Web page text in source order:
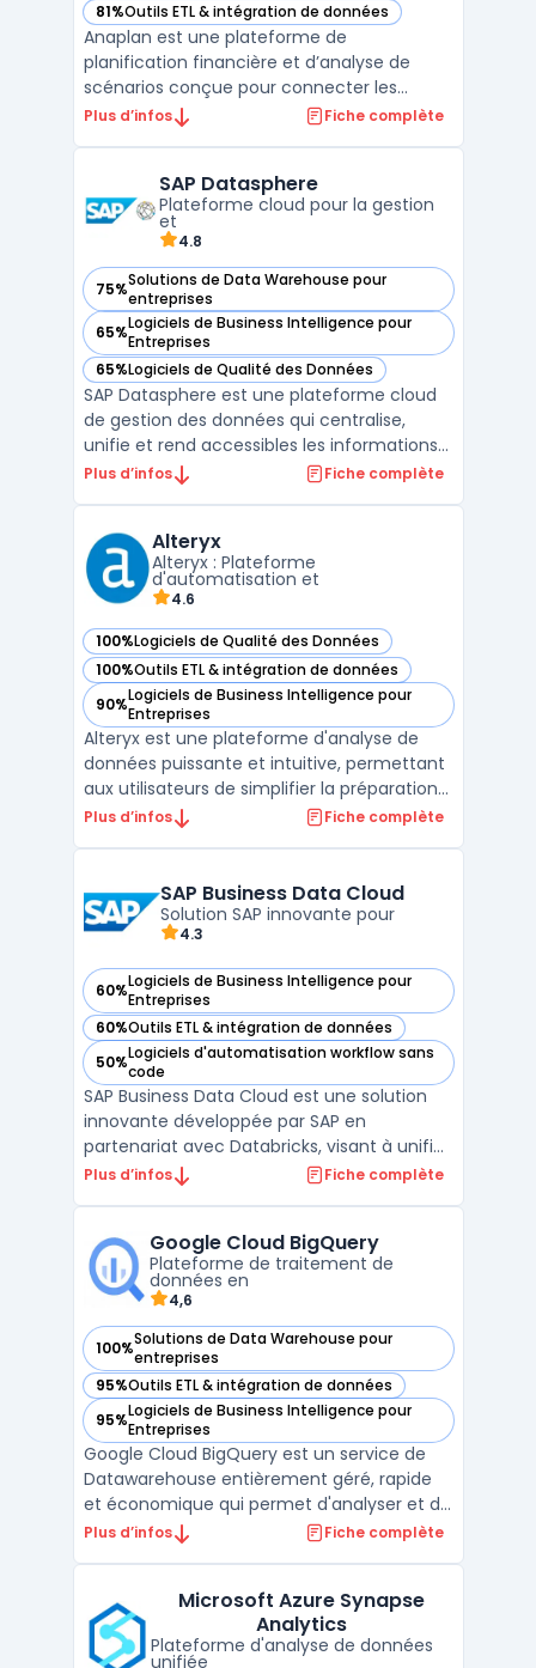
81%Outils ETL & intégration de données
— voir Anaplan dans cette catégorie
Anaplan est une plateforme de
planification financière et d’analyse de
scénarios conçue pour connecter les
données, workflows métiers et utilisateurs
variés tout en prenant en compte des
variables métiers à travers ...
Plus d’infos Fiche complète
SAP Datasphere
Plateforme cloud pour la gestion
et
4.8
75%Solutions de Data Warehouse pour
entreprises
— voir SAP Datasphere dans cette catégorie
65%Logiciels de Business Intelligence pour
Entreprises
— voir SAP Datasphere dans cette catégorie
65%Logiciels de Qualité des Données
— voir SAP Datasphere dans cette catégorie
SAP Datasphere est une plateforme cloud
de gestion des données qui centralise,
unifie et rend accessibles les informations
essentielles pour les entreprises. Conçue
plateforme permet de connecter des
sources de données dispar ...
Plus d’infos Fiche complète
Alteryx
Alteryx : Plateforme
d'automatisation et
4.6
100%Logiciels de Qualité des Données
— voir Alteryx dans cette catégorie
100%Outils ETL & intégration de données
— voir Alteryx dans cette catégorie
90%Logiciels de Business Intelligence pour
Entreprises
— voir Alteryx dans cette catégorie
Alteryx est une plateforme d'analyse de
données puissante et intuitive, permettant
aux utilisateurs de simplifier la préparation
des données, d'automatiser les workflows
géospatiales. Cette solution, accessible
aussi bien au ...
Plus d’infos Fiche complète
SAP Business Data Cloud
Solution SAP innovante pour
4.3
60%Logiciels de Business Intelligence pour
Entreprises
— voir SAP Business Data Cloud dans cette catégorie
60%Outils ETL & intégration de données
— voir SAP Business Data Cloud dans cette catégorie
50%Logiciels d'automatisation workflow sans
code
— voir SAP Business Data Cloud dans cette catégorie
SAP Business Data Cloud est une solution
innovante développée par SAP en
partenariat avec Databricks, visant à unifier
les données SAP et tierces au sein des
avancées de Databricks, notamment en
matière d'ingénierie des ...
Plus d’infos Fiche complète
Google Cloud BigQuery
Plateforme de traitement de
données en
4,6
100%Solutions de Data Warehouse pour
entreprises
— voir Google Cloud BigQuery dans cette catégorie
95%Outils ETL & intégration de données
— voir Google Cloud BigQuery dans cette catégorie
95%Logiciels de Business Intelligence pour
Entreprises
— voir Google Cloud BigQuery dans cette catégorie
Google Cloud BigQuery est un service de
Datawarehouse entièrement géré, rapide
et économique qui permet d'analyser et de
traiter des quantités massives de données
la compression automatique et
l'optimisation de requêtes perm ...
Plus d’infos Fiche complète
Microsoft Azure Synapse
Analytics
Plateforme d'analyse de données
unifiée